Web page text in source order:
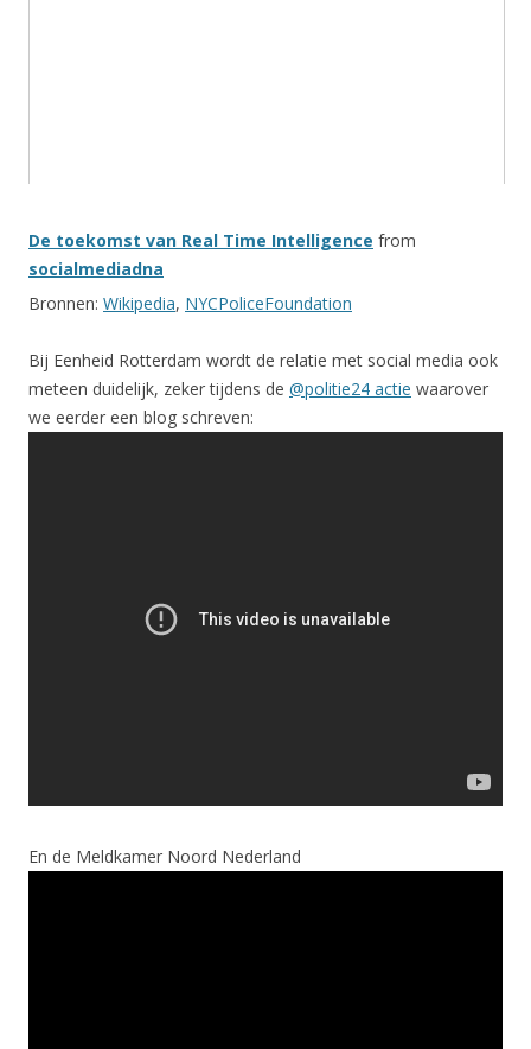
De toekomst van Real Time Intelligence from
socialmediadna
Bronnen: Wikipedia, NYCPoliceFoundation
Bij Eenheid Rotterdam wordt de relatie met social media ook
meteen duidelijk, zeker tijdens de @politie24 actie waarover
we eerder een blog schreven:
En de Meldkamer Noord Nederland